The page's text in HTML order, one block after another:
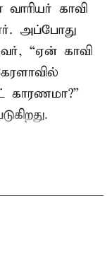
வாரியர் காவி
அப்போது
“ஏன் காவி
காரணமா?”